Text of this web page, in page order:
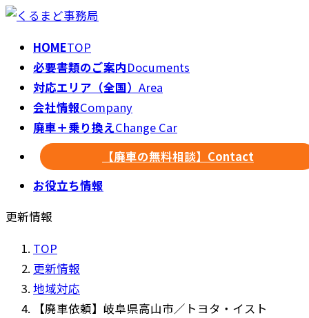
HOMETOP
必要書類のご案内Documents
対応エリア（全国） Area
会社情報Company
廃車＋乗り換えChange Car
【廃車の無料相談】 Contact
お役立ち情報
更新情報
TOP
更新情報
地域対応
【廃車依頼】岐阜県高山市／トヨタ・イスト